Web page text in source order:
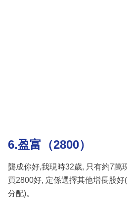
6.盈富（2800）
龔成你好,我現時32歲, 只有約7萬
買2800好, 定係選擇其他增長股
分配)。